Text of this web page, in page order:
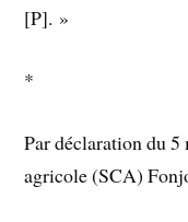
[P]. »
*
Par déclaration du
agricole (SCA)